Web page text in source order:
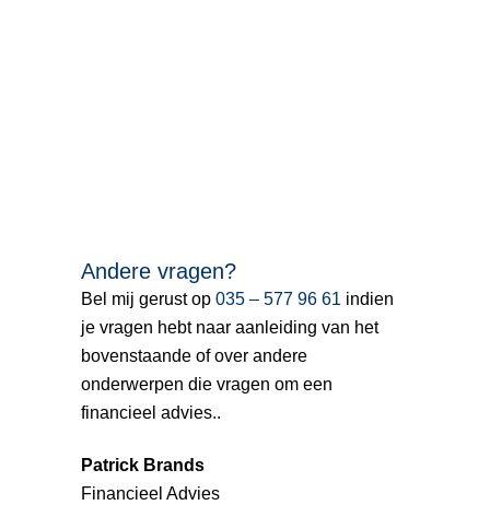
Andere vragen?
Bel mij gerust op 035 – 577 96 61 indien
je vragen hebt naar aanleiding van het
bovenstaande of over andere
onderwerpen die vragen om een
financieel advies..
Patrick Brands
Financieel Advies